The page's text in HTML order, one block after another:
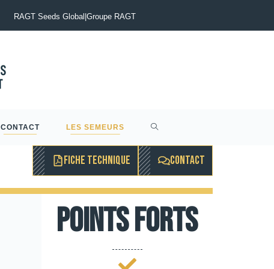
RAGT Seeds Global|Groupe RAGT
CONTACT LES SEMEURS
FICHE TECHNIQUE CONTACT
Points forts